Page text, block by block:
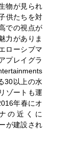
物が見られ
供たちを対
での視点が
力がありま
ローシブマ
プレイグラ
30以上の水
ゾートも運
年春にオ
の近くに
が建設され